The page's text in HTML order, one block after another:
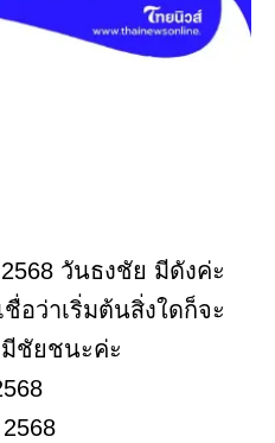
วันธงชัย มีดังค่ะ
อว่าเริ่มต้นสิ่งใดก็จะ
มีชัยชนะค่ะ